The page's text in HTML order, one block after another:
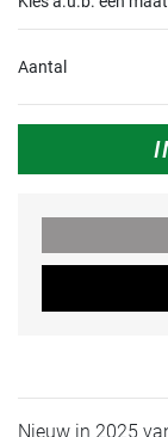
Aantal
Nieuw in 2025